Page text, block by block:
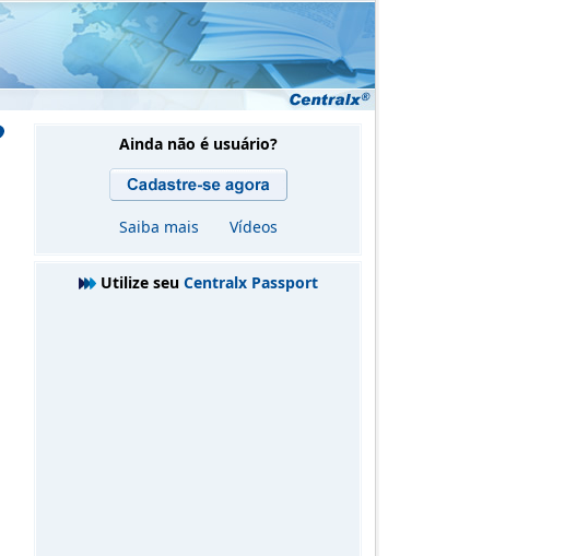
Ainda não é usuário?
Saiba mais Vídeos
Utilize seu Centralx Passport